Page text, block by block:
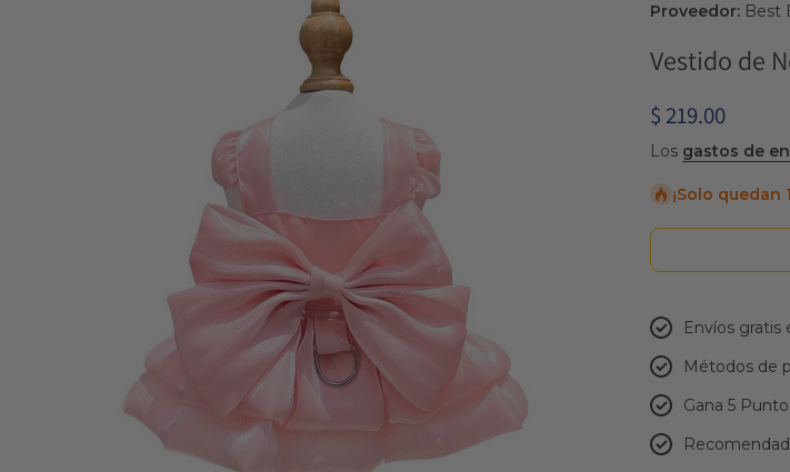
Proveedor:Best
Vestido de
$ 219.00
Los gastos de
¡Solo quedan
Envíos gratis
Métodos de
Gana 5